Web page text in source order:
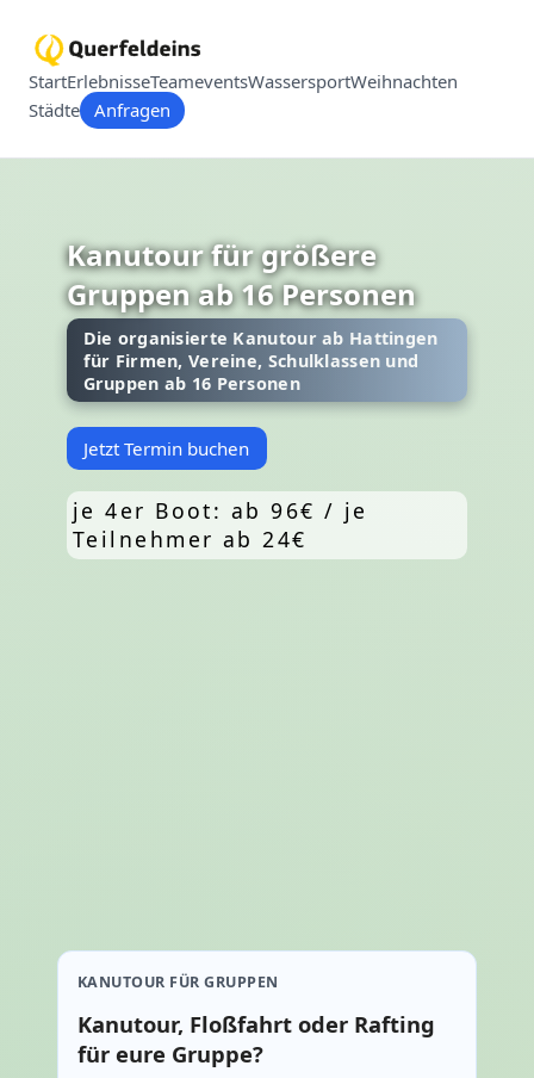
StartErlebnisseTeameventsWassersportWeihnachten
Städte Anfragen
Kanutour für größere
Gruppen ab 16 Personen
Die organisierte Kanutour ab Hattingen
für Firmen, Vereine, Schulklassen und
Gruppen ab 16 Personen
Jetzt Termin buchen
je 4er Boot: ab 96€ / je
Teilnehmer ab 24€
KANUTOUR FÜR GRUPPEN
Kanutour, Floßfahrt oder Rafting
für eure Gruppe?